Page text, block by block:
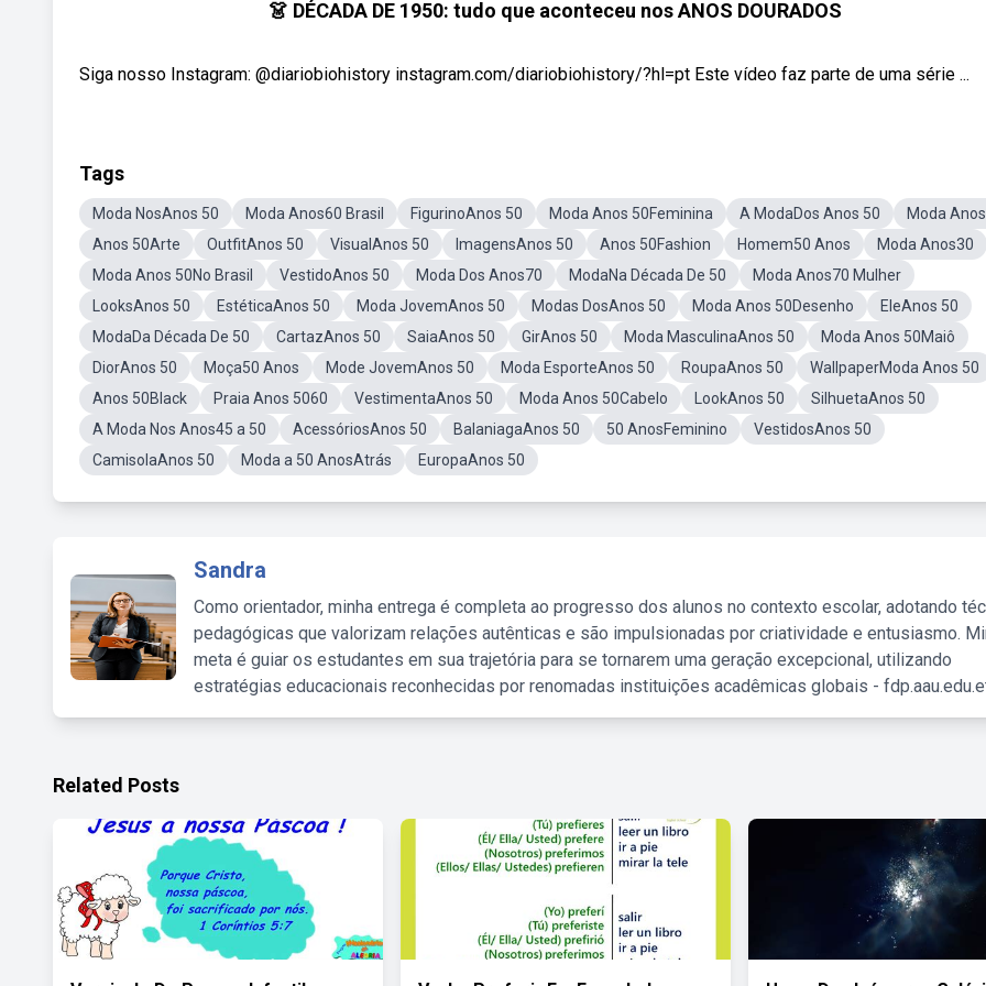
👗 DÉCADA DE 1950: tudo que aconteceu nos ANOS DOURADOS
Siga nosso Instagram: @diariobiohistory instagram.com/diariobiohistory/?hl=pt Este vídeo faz parte de uma série ...
Tags
Moda NosAnos 50 Moda Anos60 Brasil FigurinoAnos 50 Moda Anos 50Feminina A ModaDos Anos 50
Moda
Anos 50Arte
OutfitAnos 50 VisualAnos 50 ImagensAnos 50 Anos 50Fashion Homem50 Anos
Moda Anos30
Moda Anos 50No Brasil
VestidoAnos 50 Moda Dos Anos70 ModaNa Década De 50
Moda Anos70 Mulher
LooksAnos 50
EstéticaAnos 50 Moda JovemAnos 50 Modas DosAnos 50 Moda Anos 50Desenho
EleAnos 50
ModaDa Década De 50
CartazAnos 50 SaiaAnos 50 GirAnos 50 Moda MasculinaAnos 50
Moda Anos 50Maiô
DiorAnos 50
Moça50 Anos Mode JovemAnos 50 Moda EsporteAnos 50 RoupaAnos 50
WallpaperModa Anos 50
Anos 50Black
Praia Anos 5060 VestimentaAnos 50 Moda Anos 50Cabelo LookAnos 50
SilhuetaAnos 50
A Moda Nos Anos45 a 50
AcessóriosAnos 50 BalaniagaAnos 50 50 AnosFeminino
VestidosAnos 50
CamisolaAnos 50
Moda a 50 AnosAtrás EuropaAnos 50
Sandra
Como orientador, minha entrega é completa ao progresso dos alunos no contexto escolar, adotando
pedagógicas que valorizam relações autênticas e são impulsionadas por criatividade e entusiasmo.
meta é guiar os estudantes em sua trajetória para se tornarem uma geração excepcional, utilizando
estratégias educacionais reconhecidas por renomadas instituições acadêmicas globais -
Related Posts